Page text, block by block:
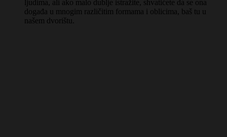
ljudima, ali ako malo dublje istražite, shvatićete da se ona
događa u mnogim različitim formama i oblicima, baš tu u
našem dvorištu.